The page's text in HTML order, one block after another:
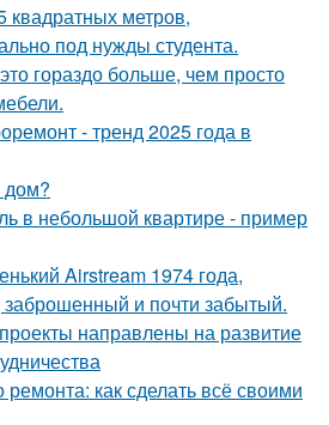
квадратных метров,
под нужды студента.
гораздо больше, чем просто
- тренд 2025 года в
дом?
в небольшой квартире - пример
Airstream 1974 года,
и почти забытый.
направлены на развитие
как сделать всё своими